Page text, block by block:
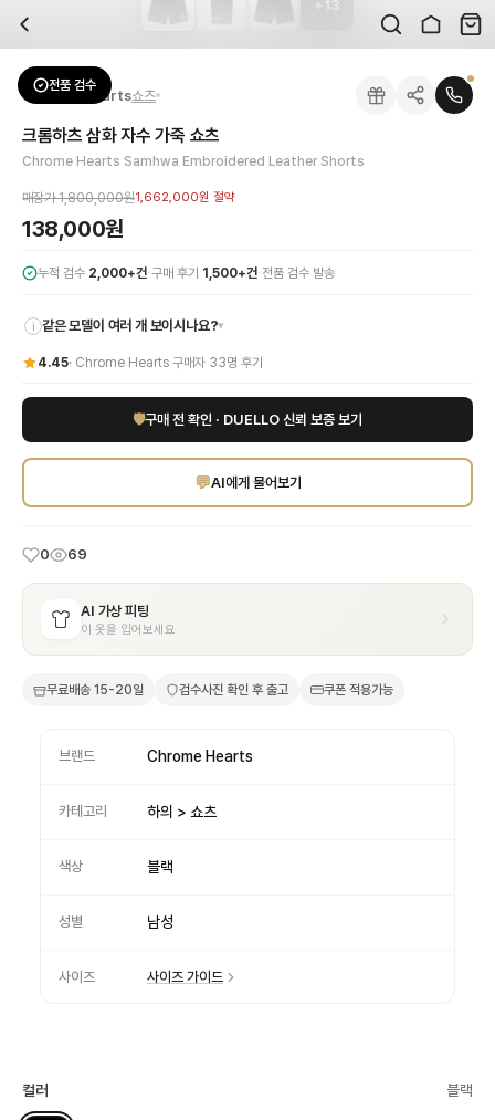
배송은 얼마나 걸리나요?
검수는 어떻게 진행되나요? 검수 사진을 받을 수 있나요?
전문 스태프가 실물 상품을 직접 확인한 후 검수 사진을 제공합니다. 가죽 재질,
교환이나 반품이 가능한가요?
수령 후 7일 이내 신청하시면 상품 하자, 사이즈 불일치, 고객 변심 모두 교환·반
네, 쿠폰과 적립금을 결제 시 함께 사용하실 수 있습니다. 적립금은 1,000원 이상
사이즈는 어떻게 선택하나요?
상품 상세의 사이즈 정보를 참고해 선택하시고, 사이즈 선택이 어려우시면 카카오
크롬하츠 삼화 자수 가죽 쇼츠
브랜드:
성별:남성
색상:블랙
가격:138,000원
크롬하츠 삼화 자수 가죽 쇼츠로 독보적인 스타일을 완성하세요. 최상급 블랙 가
13
전품 검수
Chrome Hearts쇼츠
크롬하츠 삼화 자수 가죽 쇼츠
Chrome Hearts Samhwa Embroidered Leather Shorts
매장가1,800,000원1,662,000원 절약
138,000원
누적 검수 2,000+건·구매 후기 1,500+건· 전품 검수 발송
i 같은 모델이 여러 개 보이시나요?▾
4.45· Chrome Hearts 구매자 33명 후기
🛡구매 전 확인 · DUELLO 신뢰 보증 보기
💬AI에게 물어보기
0 69
AI 가상 피팅
이 옷을 입어보세요
무료배송 15-20일 검수사진 확인 후 출고 쿠폰 적용가능
브랜드 Chrome Hearts
카테고리 하의 > 쇼츠
색상 블랙
성별 남성
사이즈 사이즈 가이드
컬러 블랙